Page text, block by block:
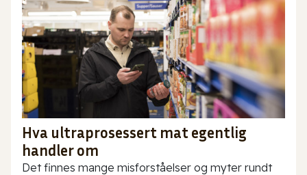
Hva ultraprosessert mat egentlig
handler om
Det finnes mange misforståelser og myter rundt